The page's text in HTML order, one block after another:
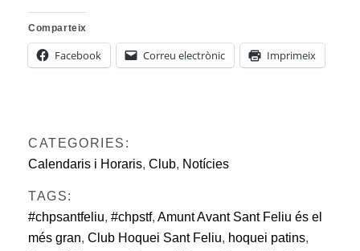
Comparteix
Facebook Correu electrònic Imprimeix
CATEGORIES:
Calendaris i Horaris, Club, Notícies
TAGS:
#chpsantfeliu, #chpstf, Amunt Avant Sant Feliu és el
més gran, Club Hoquei Sant Feliu, hoquei patins,